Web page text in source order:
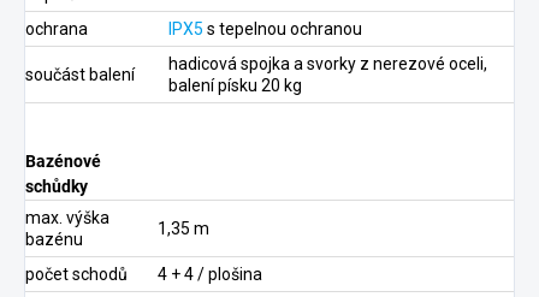
ochrana
IPX5 s tepelnou ochranou
součást balení
hadicová spojka a svorky z nerezové oceli,
balení písku 20 kg
Bazénové
schůdky
max. výška
bazénu
1,35 m
počet schodů 4 + 4 / plošina